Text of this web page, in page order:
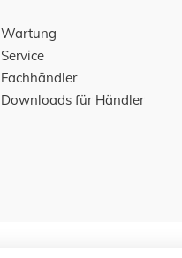
Wartung
Service
Fachhändler
Downloads für Händler